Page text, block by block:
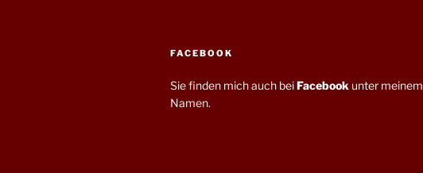
FACEBOOK
Sie finden mich auch beiFacebook unter meinem
Namen.